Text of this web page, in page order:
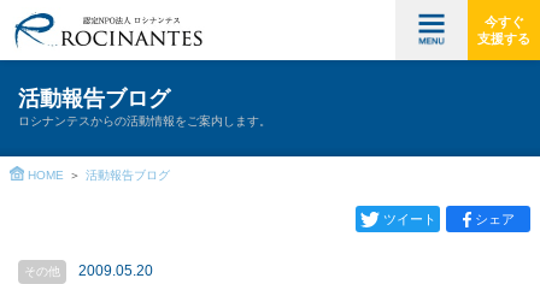
今すぐ
支援する
活動報告ブログ
ロシナンテスからの活動情報をご案内します。
HOME 活動報告ブログ
ツイート シェア
その他
2009.05.20